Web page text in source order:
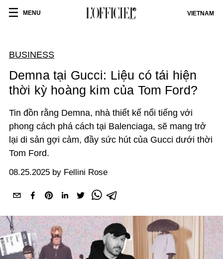
MENU VIETNAM
BUSINESS
Demna tại Gucci: Liệu có tái hiện
thời kỳ hoàng kim của Tom Ford?
Tin đồn rằng Demna, nhà thiết kế nổi tiếng với
phong cách phá cách tại Balenciaga, sẽ mang trở
lại di sản gợi cảm, đầy sức hút của Gucci dưới thời
Tom Ford.
08.25.2025 by Fellini Rose